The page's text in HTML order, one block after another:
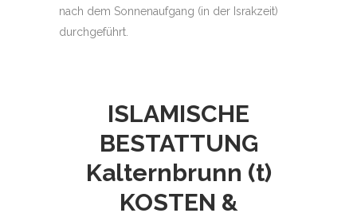
nach dem Sonnenaufgang (in der Israkzeit)
durchgeführt.
ISLAMISCHE
BESTATTUNG
Kalternbrunn (t)
KOSTEN &